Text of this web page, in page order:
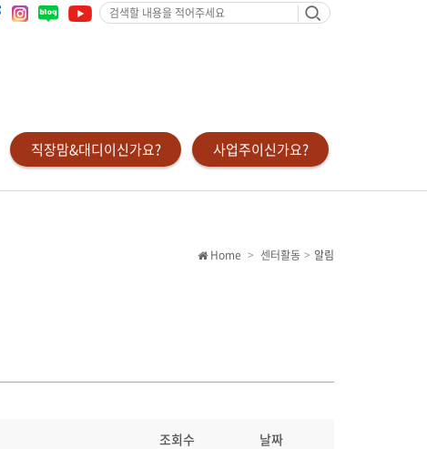
검
색
요
직장맘&대디이신가요? 사업주이신가요?
Home 센터활동 알림
조회수 날짜